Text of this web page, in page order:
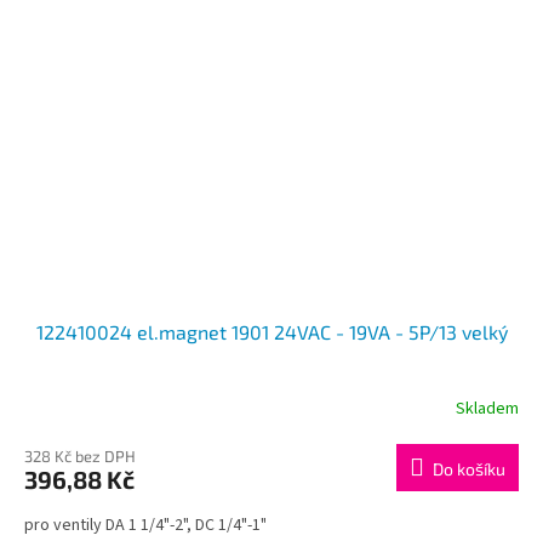
122410024 el.magnet 1901 24VAC - 19VA - 5P/13 velký
Skladem
328 Kč bez DPH
396,88 Kč Do košíku
pro ventily DA 1 1/4"-2", DC 1/4"-1"